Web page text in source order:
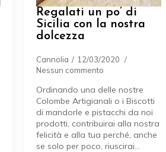
Regalati un po’ di
Sicilia con la nostra
dolcezza
Cannolia
12/03/2020
Nessun commento
Ordinando una delle nostre
Colombe Artigianali o i Biscotti
di mandorle e pistacchi da noi
prodotti, contribuirai alla nostra
felicità e alla tua perché, anche
se solo per poco, riuscirai…